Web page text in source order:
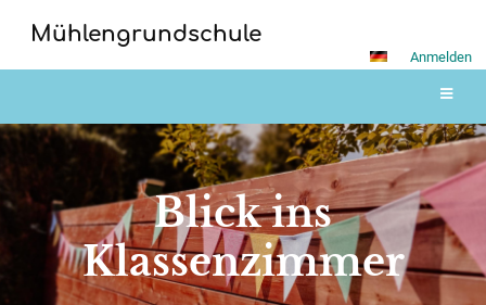
Mühlengrundschule
Anmelden
Blick ins
Klassenzimmer